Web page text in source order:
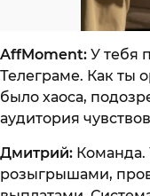
AffMoment: У тебя
Телеграме. Как ты
было хаоса,
аудитория
Дмитрий: Команда.
розыгрышами,